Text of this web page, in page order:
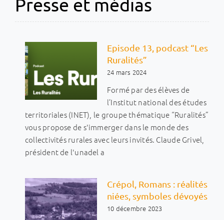
Episode 13, podcast “Les
Ruralités”
24 mars 2024
Formé par des élèves de
l’Institut national des études
territoriales (INET), le groupe thématique “Ruralités”
vous propose de s'immerger dans le monde des
collectivités rurales avec leurs invités. Claude Grivel,
président de l'unadel a
Crépol, Romans : réalités
niées, symboles dévoyés
10 décembre 2023